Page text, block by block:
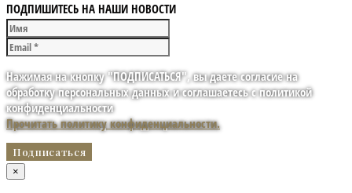
ПОДПИШИТЕСЬ НА НАШИ НОВОСТИ
Нажимая на кнопку "ПОДПИСАТЬСЯ", вы даете согласие на
обработку персональных данных и соглашаетесь с политикой
конфиденциальности
Прочитать политику конфиденциальности.
×